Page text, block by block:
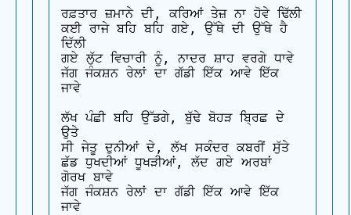
ਰਫ਼ਤਾਰ ਜ਼ਮਾਨੇ ਦੀ, ਕਰਿਆਂ ਤੇਜ਼ ਨਾ ਹੋਵੇ ਢਿੱਲੀ
ਕਈ ਰਾਜੇ ਬਹਿ ਬਹਿ ਗਏ, ਉੱਥੇ ਦੀ ਉੱਥੇ ਹੈ
ਦਿੱਲੀ
ਗਏ ਲੁੱਟ ਵਿਚਾਰੀ ਨੂੰ, ਨਾਦਰ ਸ਼ਾਹ ਵਰਗੇ ਧਾਵੇ
ਜੱਗ ਜੰਕਸ਼ਨ ਰੇਲਾਂ ਦਾ ਗੱਡੀ ਇੱਕ ਆਵੇ ਇੱਕ
ਜਾਵੇ
ਲੱਖ ਪੰਛੀ ਬਹਿ ਉੱਡਗੇ, ਬੁੱਢੇ ਬੋਹੜ ਬ੍ਰਿਛ ਦੇ
ਉਤੇ
ਸੀ ਜੇਤੂ ਦੁਨੀਆਂ ਦੇ, ਲੱਖ ਸਕੰਦਰ ਕਬਰੀਂ ਸੁੱਤੇ
ਛੱਡ ਧੁਖਦੀਆਂ ਧੂਖੜੀਆਂ, ਲੱਦ ਗਏ ਅਰਬਾਂ
ਗੋਰਖ ਬਾਵੇ
ਜੱਗ ਜੰਕਸ਼ਨ ਰੇਲਾਂ ਦਾ ਗੱਡੀ ਇੱਕ ਆਵੇ ਇੱਕ
ਜਾਵੇ